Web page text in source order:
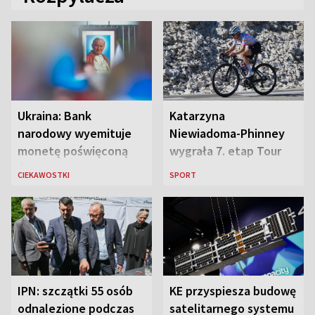
Ukraina: Bank
narodowy wyemituje
monetę poświęconą
św. Janowi Pawłowi II
CIEKAWOSTKI
Katarzyna
Niewiadoma-Phinney
wygrała 7. etap Tour
de France i została
SPORT
IPN: szczątki 55 osób
odnalezione podczas
KE przyspiesza budowę
satelitarnego systemu